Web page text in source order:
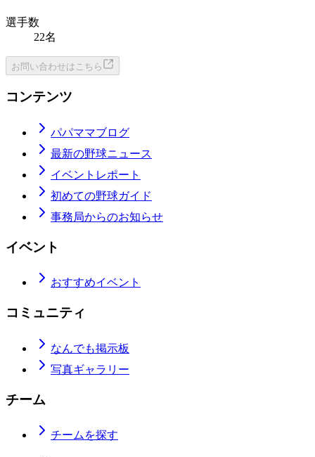
選手数
22名
お問い合わせはこちら
コンテンツ
パパママブログ
最新の野球ニュース
イベントレポート
初めての野球ガイド
事務局からのお知らせ
イベント
おすすめイベント
コミュニティ
なんでも掲示板
写真ギャラリー
チーム
チームを探す